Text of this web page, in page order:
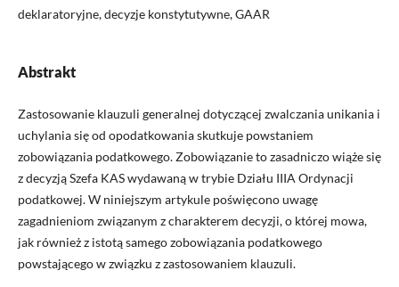
deklaratoryjne, decyzje konstytutywne, GAAR
Abstrakt
Zastosowanie klauzuli generalnej dotyczącej zwalczania unikania i
uchylania się od opodatkowania skutkuje powstaniem
zobowiązania podatkowego. Zobowiązanie to zasadniczo wiąże się
z decyzją Szefa KAS wydawaną w trybie Działu IIIA Ordynacji
podatkowej. W niniejszym artykule poświęcono uwagę
zagadnieniom związanym z charakterem decyzji, o której mowa,
jak również z istotą samego zobowiązania podatkowego
powstającego w związku z zastosowaniem klauzuli.